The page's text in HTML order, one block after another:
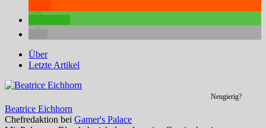
Über
Letzte Artikel
Neugierig?
Beatrice Eichhorn
Chefredaktion bei Gamer's Palace